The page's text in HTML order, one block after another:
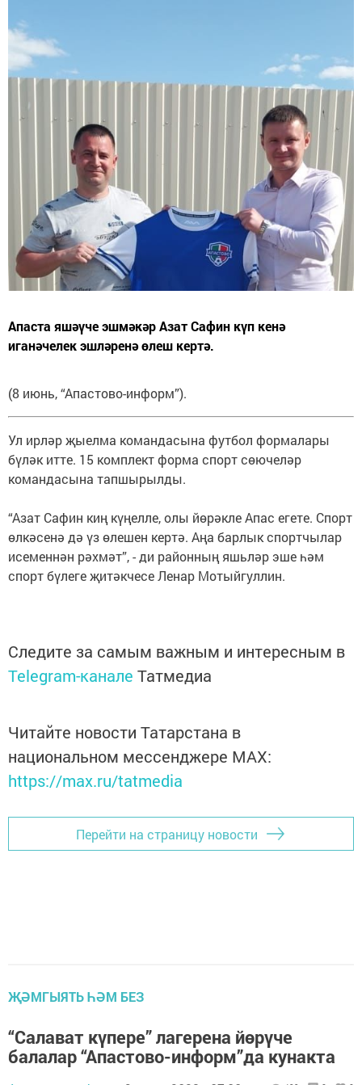
Апаста яшәүче эшмәкәр Азат Сафин күп кенә
иганәчелек эшләренә өлеш кертә.
(8 июнь, “Апастово-информ”).
Ул ирләр җыелма командасына футбол формалары
бүләк итте. 15 комплект форма спорт сөючеләр
командасына тапшырылды.
“Азат Сафин киң күңелле, олы йөрәкле Апас егете. Спорт
өлкәсенә дә үз өлешен кертә. Аңа барлык спортчылар
исеменнән рәхмәт”, - ди районның яшьләр эше һәм
спорт бүлеге җитәкчесе Ленар Мотыйгуллин.
Следите за самым важным и интересным в
Telegram-канале Татмедиа
Читайте новости Татарстана в
национальном мессенджере MАХ:
https://max.ru/tatmedia
Перейти на страницу новости
ҖӘМГЫЯТЬ ҺӘМ БЕЗ
“Салават күпере” лагерена йөрүче
балалар “Апастово-информ”да кунакта